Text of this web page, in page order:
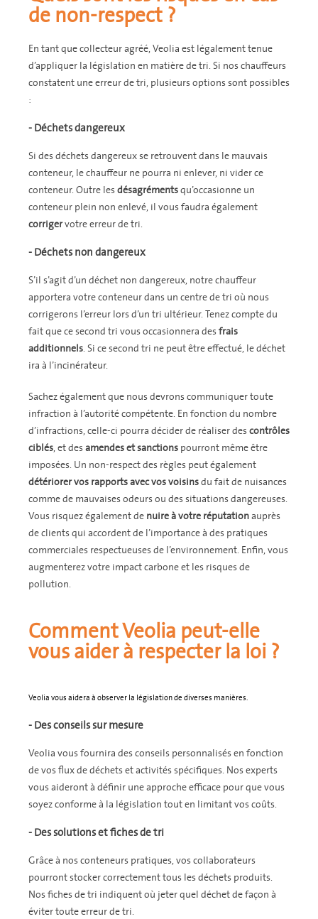
de non-respect ?
En tant que collecteur agréé, Veolia est légalement tenue
d’appliquer la législation en matière de tri. Si nos chauffeurs
constatent une erreur de tri, plusieurs options sont possibles
:
- Déchets dangereux
Si des déchets dangereux se retrouvent dans le mauvais
conteneur, le chauffeur ne pourra ni enlever, ni vider ce
conteneur. Outre lesdésagrémentsqu’occasionne un
conteneur plein non enlevé, il vous faudra également
corrigervotre erreur de tri.
- Déchets non dangereux
S’il s’agit d’un déchet non dangereux, notre chauffeur
apportera votre conteneur dans un centre de tri où nous
corrigerons l’erreur lors d’un tri ultérieur. Tenez compte du
fait que ce second tri vous occasionnera desfrais
additionnels. Si ce second tri ne peut être effectué, le déchet
ira à l’incinérateur.
Sachez également que nous devrons communiquer toute
infraction à l’autorité compétente. En fonction du nombre
d’infractions, celle-ci pourra décider de réaliser descontrôles
ciblés, et desamendesetsanctions pourront même être
imposées. Un non-respect des règles peut également
détériorer vos rapports avec vos voisinsdu fait de nuisances
comme de mauvaises odeurs ou des situations dangereuses.
Vous risquez également de nuire à votre réputationauprès
de clients qui accordent de l’importance à des pratiques
commerciales respectueuses de l’environnement. Enfin, vous
augmenterez votre impact carbone et les risques de
pollution.
Comment Veolia peut-elle
vous aider à respecter la loi ?
Veolia vous aidera à observer la législation de diverses manières.
- Des conseils sur mesure
Veolia vous fournira des conseils personnalisés en fonction
de vos flux de déchets et activités spécifiques. Nos experts
vous aideront à définir une approche efficace pour que vous
soyez conforme à la législation tout en limitant vos coûts.
- Des solutions et fiches de tri
Grâce à nos conteneurs pratiques, vos collaborateurs
pourront stocker correctement tous les déchets produits.
Nos fiches de tri indiquent où jeter quel déchet de façon à
éviter toute erreur de tri.